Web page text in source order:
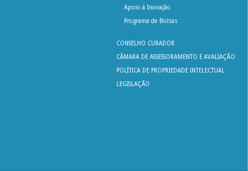
Apoio à Inovação
Programa de Bolsas
CONSELHO CURADOR
CÂMARA DE ASSESSORAMENTO E AVALIAÇÃO
POLÍTICA DE PROPRIEDADE INTELECTUAL
LEGISLAÇÃO